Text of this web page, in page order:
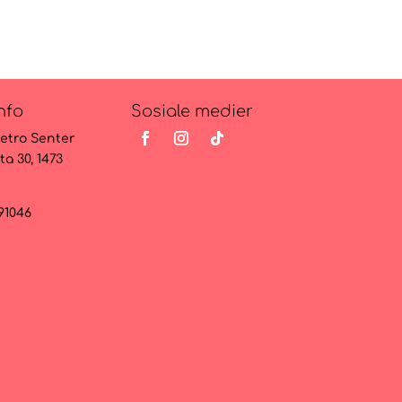
Senter
30, 1473
Sosiale medier